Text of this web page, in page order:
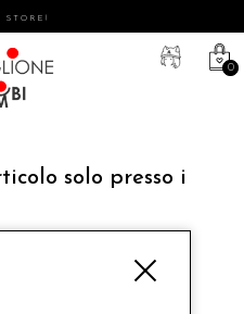
0
solo presso i
Angela